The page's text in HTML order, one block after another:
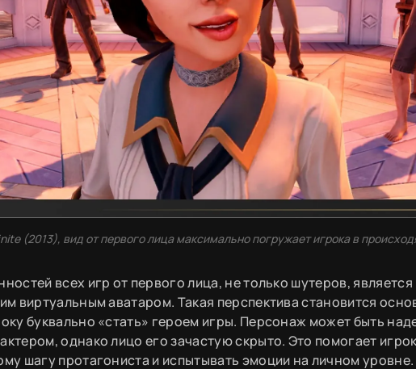
(2013), вид от первого лица максимально погружает игрока в
всех игр от первого лица, не только шутеров, является
виртуальным аватаром. Такая перспектива становится
буквально «стать» героем игры. Персонаж может быть
однако лицо его зачастую скрыто. Это помогает
шагу протагониста и испытывать эмоции на личном